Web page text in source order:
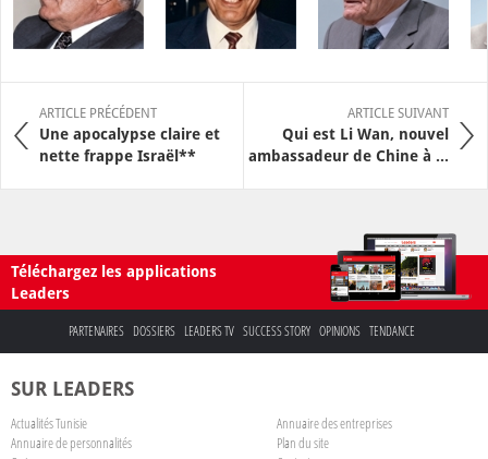
ARTICLE PRÉCÉDENT
Une apocalypse claire et
nette frappe Israël**
ARTICLE SUIVANT
Qui est Li Wan, nouvel
ambassadeur de Chine à ...
Téléchargez les applications
Leaders
PARTENAIRES DOSSIERS LEADERS TV SUCCESS STORY OPINIONS TENDANCE
SUR LEADERS
Actualités Tunisie
Annuaire des entreprises
Annuaire de personnalités
Plan du site